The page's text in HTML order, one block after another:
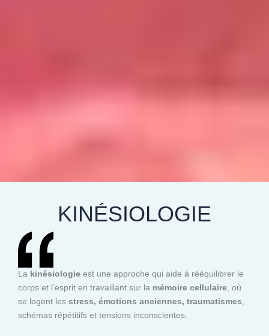
KINÉSIOLOGIE
La kinésiologie est une approche qui aide à rééquilibrer le
corps et l’esprit en travaillant sur la mémoire cellulaire, où
se logent les stress, émotions anciennes, traumatismes,
schémas répétitifs et tensions inconscientes.